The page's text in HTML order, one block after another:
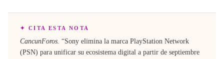
✦ CITA ESTA NOTA
CancunForos. “Sony elimina la marca PlayStation Network
(PSN) para unificar su ecosistema digital a partir de septiembre